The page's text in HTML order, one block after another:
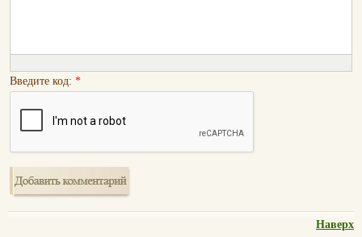
Введите код: *
Наверх